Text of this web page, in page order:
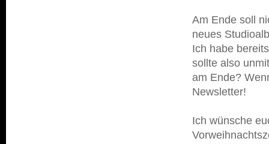
Am Ende soll
neues
Ich habe
sollte also
am Ende?
Newsletter!
Ich wünsche